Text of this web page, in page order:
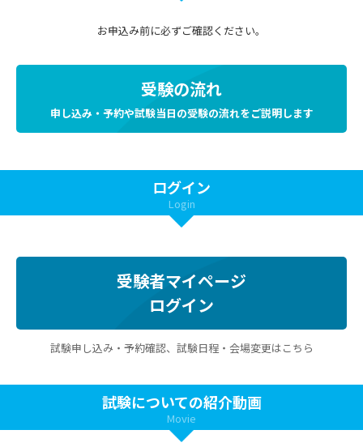
お申込み前に必ずご確認ください。
受験の流れ
申し込み・予約や試験当日の受験の流れをご説明します
ログイン
Login
受験者マイページ
ログイン
試験申し込み・予約確認、試験日程・会場変更はこちら
試験についての紹介動画
Movie